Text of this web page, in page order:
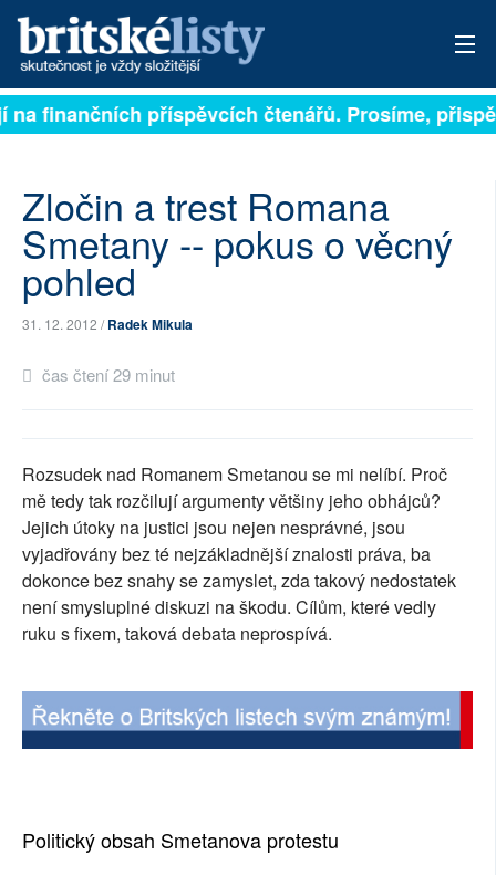
PŘIHLÁSIT
ARCHIV
ROZHOVORY
TÉMATA
NEJČTENĚJŠÍ ZA 7 DNÍ
PŘÍSPĚVKY NA PROVOZ
SOCIÁLNÍ SÍTĚ
RUBRIKY
PLNÁ VERZE STRÁNEK
příspěvcích čtenářů. Prosíme,
Zločin a trest Romana
Smetany -- pokus o věcný
pohled
31. 12. 2012 /Radek Mikula
čas čtení 29 minut
Rozsudek nad Romanem Smetanou se mi nelíbí. Proč
mě tedy tak rozčilují argumenty většiny jeho obhájců?
Jejich útoky na justici jsou nejen nesprávné, jsou
vyjadřovány bez té nejzákladnější znalosti práva, ba
dokonce bez snahy se zamyslet, zda takový nedostatek
není smysluplné diskuzi na škodu. Cílům, které vedly
ruku s fixem, taková debata neprospívá.
Politický obsah Smetanova protestu